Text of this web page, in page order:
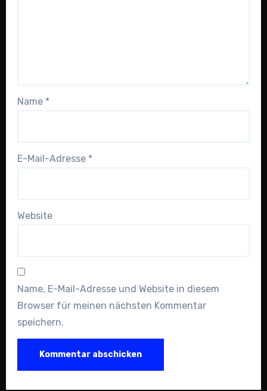
Name *
E-Mail-Adresse *
Website
Name, E-Mail-Adresse und Website in diesem
Browser für meinen nächsten Kommentar
speichern.